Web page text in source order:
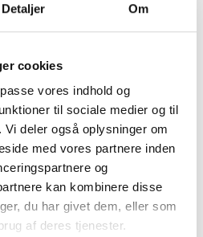
Detaljer Om
cookies
vores indhold og
til sociale medier og til
deler også oplysninger om
med vores partnere inden
og
kan kombinere disse
du har givet dem, eller som
af deres tjenester.
der kan hjælpe dem
ikke at have et
toilet. Nogle kan
af, at de ikke er svage
af toilettet ikke egner
Den faste
blot rigtig dyr, men også
frihed, da det kun
– i modsætning til